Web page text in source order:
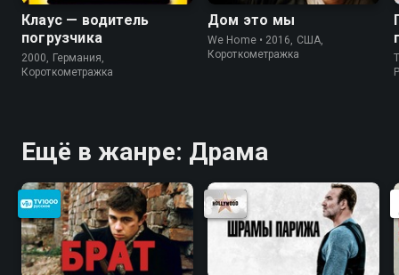
Клаус — водитель
погрузчика
2000, Германия,
Короткометражка
Дом это мы
We Home • 2016, США,
Короткометражка
Ещё в жанре: Драма